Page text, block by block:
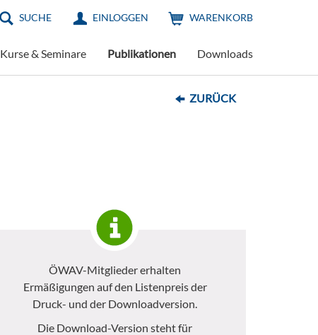
SUCHE EINLOGGEN WARENKORB
Kurse & Seminare Publikationen Downloads
ZURÜCK
ÖWAV-Mitglieder erhalten
Ermäßigungen auf den Listenpreis der
Druck- und der Downloadversion.
Die Download-Version steht für